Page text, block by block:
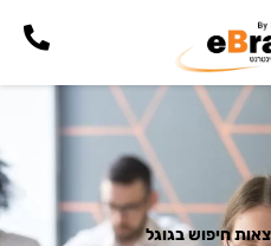
חיפוש בגוגל